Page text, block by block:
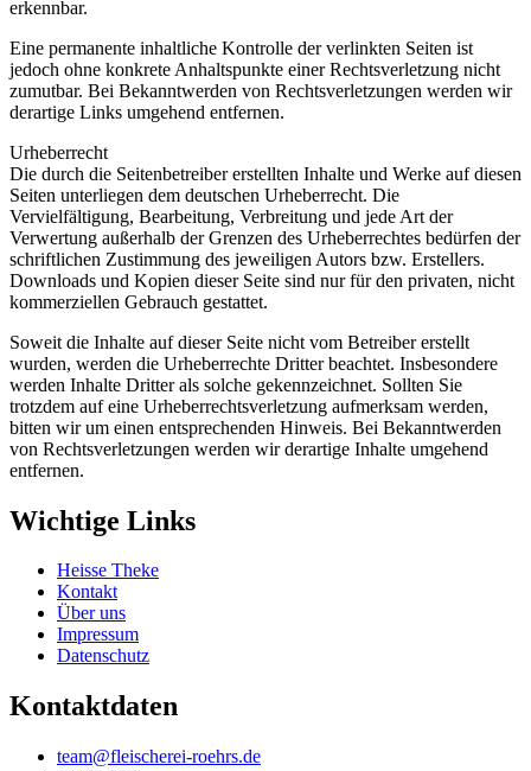
erkennbar.
Eine permanente inhaltliche Kontrolle der verlinkten Seiten ist
jedoch ohne konkrete Anhaltspunkte einer Rechtsverletzung nicht
zumutbar. Bei Bekanntwerden von Rechtsverletzungen werden wir
derartige Links umgehend entfernen.
Urheberrecht
Die durch die Seitenbetreiber erstellten Inhalte und Werke auf diesen
Seiten unterliegen dem deutschen Urheberrecht. Die
Vervielfältigung, Bearbeitung, Verbreitung und jede Art der
Verwertung außerhalb der Grenzen des Urheberrechtes bedürfen der
schriftlichen Zustimmung des jeweiligen Autors bzw. Erstellers.
Downloads und Kopien dieser Seite sind nur für den privaten, nicht
kommerziellen Gebrauch gestattet.
Soweit die Inhalte auf dieser Seite nicht vom Betreiber erstellt
wurden, werden die Urheberrechte Dritter beachtet. Insbesondere
werden Inhalte Dritter als solche gekennzeichnet. Sollten Sie
trotzdem auf eine Urheberrechtsverletzung aufmerksam werden,
bitten wir um einen entsprechenden Hinweis. Bei Bekanntwerden
von Rechtsverletzungen werden wir derartige Inhalte umgehend
entfernen.
Wichtige Links
Heisse Theke
Kontakt
Über uns
Impressum
Datenschutz
Kontaktdaten
team@fleischerei-roehrs.de